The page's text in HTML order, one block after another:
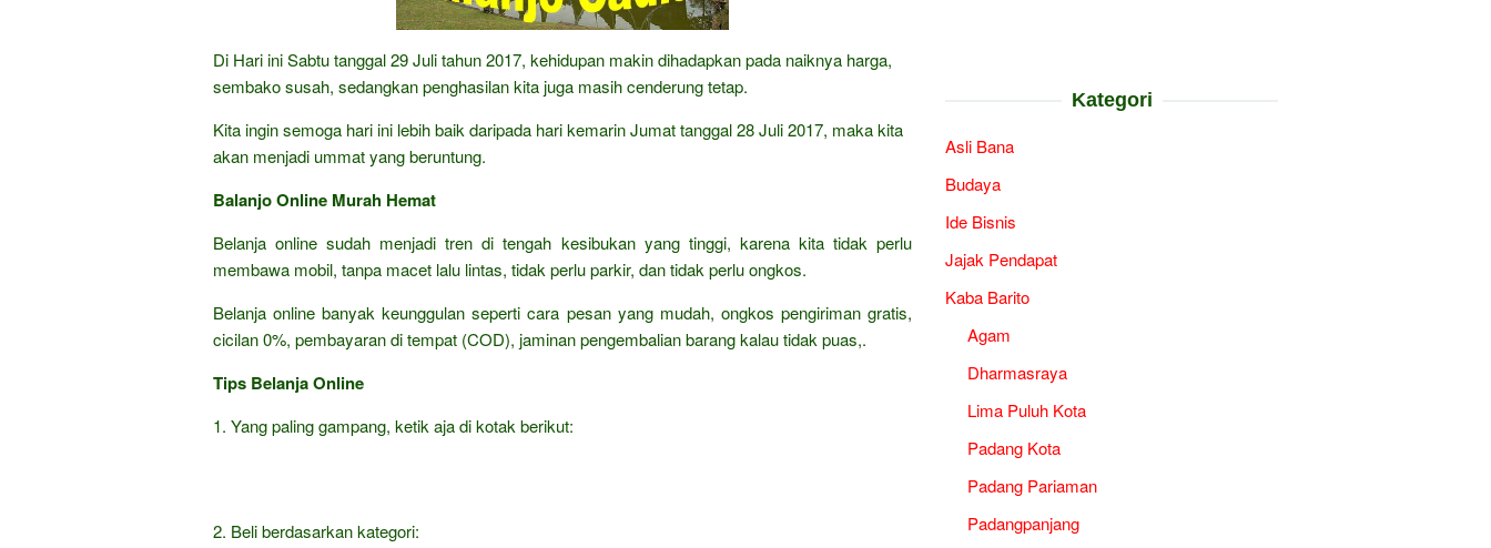
Di Hari ini Sabtu tanggal 29 Juli tahun 2017, kehidupan makin dihadapkan pada naiknya harga,
sembako susah, sedangkan penghasilan kita juga masih cenderung tetap.
Kita ingin semoga hari ini lebih baik daripada hari kemarin Jumat tanggal 28 Juli 2017, maka kita
akan menjadi ummat yang beruntung.
Balanjo Online Murah Hemat
Belanja online sudah menjadi tren di tengah kesibukan yang tinggi, karena kita tidak perlu
membawa mobil, tanpa macet lalu lintas, tidak perlu parkir, dan tidak perlu ongkos.
Belanja online banyak keunggulan seperti cara pesan yang mudah, ongkos pengiriman gratis,
cicilan 0%, pembayaran di tempat (COD), jaminan pengembalian barang kalau tidak puas,.
Tips Belanja Online
1. Yang paling gampang, ketik aja di kotak berikut:
2. Beli berdasarkan kategori:
Kategori
Asli Bana
Budaya
Ide Bisnis
Jajak Pendapat
Kaba Barito
Agam
Dharmasraya
Lima Puluh Kota
Padang Kota
Padang Pariaman
Padangpanjang